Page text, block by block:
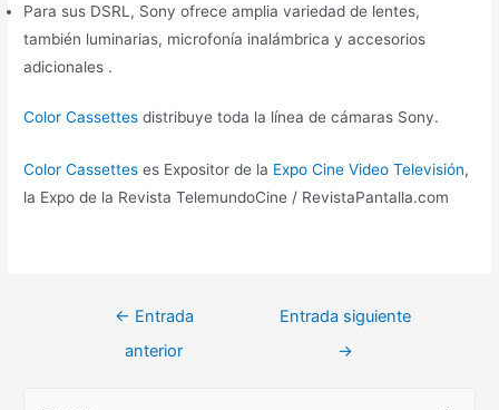
Para sus DSRL, Sony ofrece amplia variedad de lentes,
también luminarias, microfonía inalámbrica y accesorios
adicionales .
Color Cassettes distribuye toda la línea de cámaras Sony.
Color Cassettes es Expositor de la Expo Cine Video Televisión,
la Expo de la Revista TelemundoCine / RevistaPantalla.com
Navegación
← Entrada
anterior
Entrada siguiente
→